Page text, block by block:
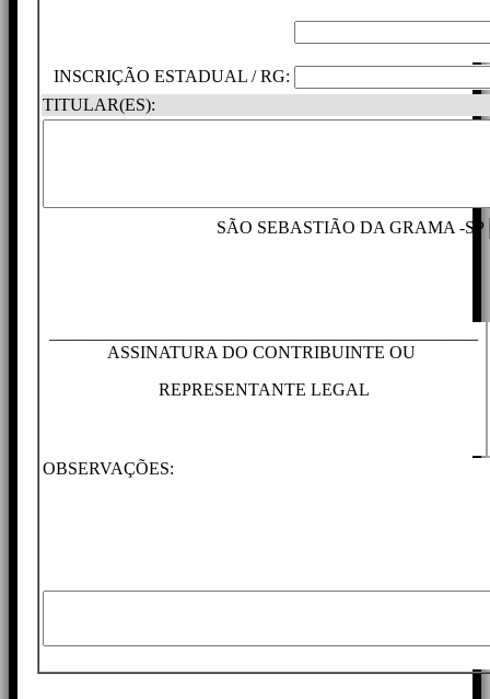
INSCRIÇÃO ESTADUAL / RG:
TITULAR(ES):
SÃO SEBASTIÃO DA GRAMA -SP
ASSINATURA DO CONTRIBUINTE OU
REPRESENTANTE LEGAL
OBSERVAÇÕES: